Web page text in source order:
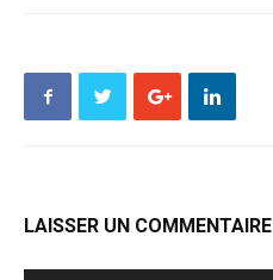
LAISSER UN COMMENTAIRE